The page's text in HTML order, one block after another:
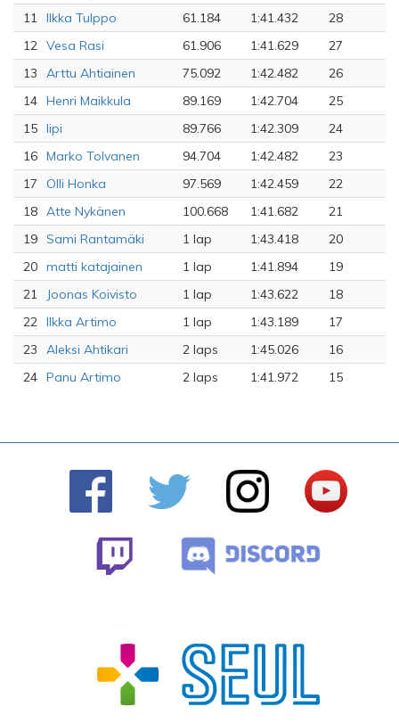
11 Ilkka Tulppo 61.184 1:41.432
28
12 Vesa Rasi 61.906 1:41.629
27
13
Arttu Ahtiainen 75.092 1:42.482
26
14 Henri Maikkula 89.169 1:42.704
25
15 lipi 89.766 1:42.309
24
16 Marko Tolvanen 94.704 1:42.482
23
17
Olli Honka 97.569 1:42.459
22
18 Atte Nykänen 100.668 1:41.682
21
19 Sami Rantamäki 1 lap 1:43.418
20
20 matti katajainen 1 lap 1:41.894
19
21
Joonas Koivisto 1 lap 1:43.622
18
22 Ilkka Artimo 1 lap 1:43.189
17
23
Aleksi Ahtikari 2 laps 1:45.026
16
24 Panu Artimo 2 laps 1:41.972 15